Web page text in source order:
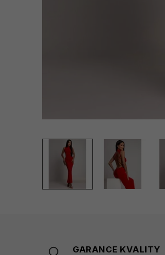
GARANCE KVALITY